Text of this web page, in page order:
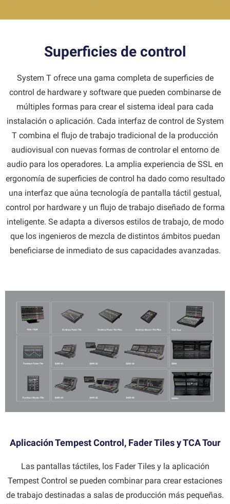
Superficies de control
System T ofrece una gama completa de superficies de
control de hardware y software que pueden combinarse de
múltiples formas para crear el sistema ideal para cada
instalación o aplicación. Cada interfaz de control de System
T combina el flujo de trabajo tradicional de la producción
audiovisual con nuevas formas de controlar el entorno de
audio para los operadores. La amplia experiencia de SSL en
ergonomía de superficies de control ha dado como resultado
una interfaz que aúna tecnología de pantalla táctil gestual,
control por hardware y un flujo de trabajo diseñado de forma
inteligente. Se adapta a diversos estilos de trabajo, de modo
que los ingenieros de mezcla de distintos ámbitos puedan
beneficiarse de inmediato de sus capacidades avanzadas.
Aplicación Tempest Control, Fader Tiles y TCA Tour
Las pantallas táctiles, los Fader Tiles y la aplicación
Tempest Control se pueden combinar para crear estaciones
de trabajo destinadas a salas de producción más pequeñas.